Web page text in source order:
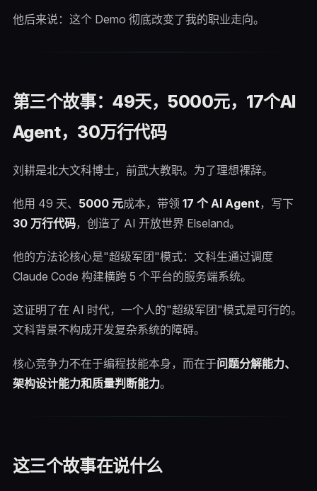
他后来说：这个 Demo 彻底改变了我的职业走向。
第三个故事：49天，5000元，17个AI
Agent，30万行代码
刘耕是北大文科博士，前武大教职。为了理想裸辞。
他用 49 天、 5000 元成本，带领 17 个 AI Agent，写下
30 万行代码，创造了 AI 开放世界 Elseland。
他的方法论核心是"超级军团"模式：文科生通过调度
Claude Code 构建横跨 5 个平台的服务端系统。
这证明了在 AI 时代，一个人的"超级军团"模式是可行的。
文科背景不构成开发复杂系统的障碍。
核心竞争力不在于编程技能本身，而在于问题分解能力、
架构设计能力和质量判断能力。
这三个故事在说什么